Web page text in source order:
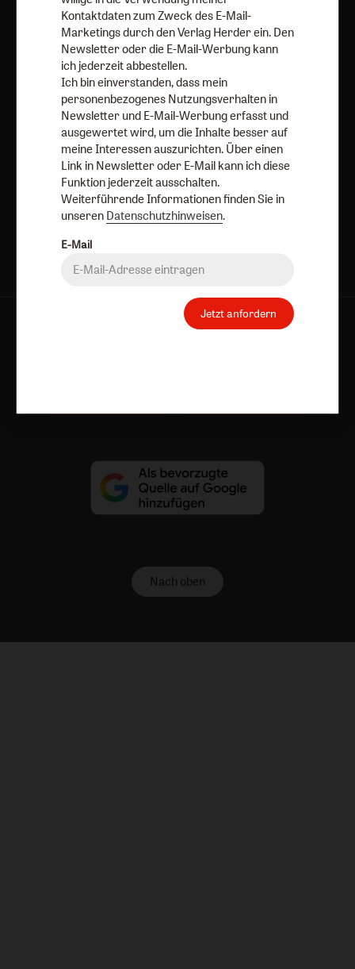
meine Interessen auszurichten. Über einen Link in
Newsletter oder E-Mail kann ich diese Funktion jederzeit
ausschalten.
Weiterführende Informationen finden Sie in unseren
Datenschutzhinweisen.
Jetzt anmelden
AGB und Widerrufsbelehrung
Datenschutz
Nach oben
Kontaktdaten zum Zweck des E-Mail-
Marketings durch den Verlag Herder ein. Den
Newsletter oder die E-Mail-Werbung kann
ich jederzeit abbestellen.
Ich bin einverstanden, dass mein
personenbezogenes Nutzungsverhalten in
Newsletter und E-Mail-Werbung erfasst und
ausgewertet wird, um die Inhalte besser auf
meine Interessen auszurichten. Über einen
Link in Newsletter oder E-Mail kann ich diese
Funktion jederzeit ausschalten.
Weiterführende Informationen finden Sie in
unseren Datenschutzhinweisen.
E-Mail
Jetzt anfordern